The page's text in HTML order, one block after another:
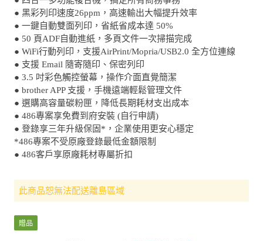
● 黑彩列印速度26ppm，高速輸出大幅提升效率
● 一鍵自動雙面列印，省紙省成本達 50%
● 50 頁ADF自動進紙，多頁文件一次掃描完成
● WiFi行動列印，支援AirPrint/Mopria/USB2.0 全方位連線
● 支援 Email 隨寄隨印、保密列印
● 3.5 吋彩色觸控螢幕，操作介面直覺簡潔
● brother APP 支援，手機遠端輕鬆管理文件
● 選購高容量碳粉匣，降低長期耗材支出成本
● 486專案享免費到府安裝 (自行申請)
● 登錄享三年升級保固*，企業使用更安心穩定
*486專案不受原廠登錄最低金額限制
● 486客戶享原廠耗材專屬折扣
此商品恕無法配送離島區域
贈品